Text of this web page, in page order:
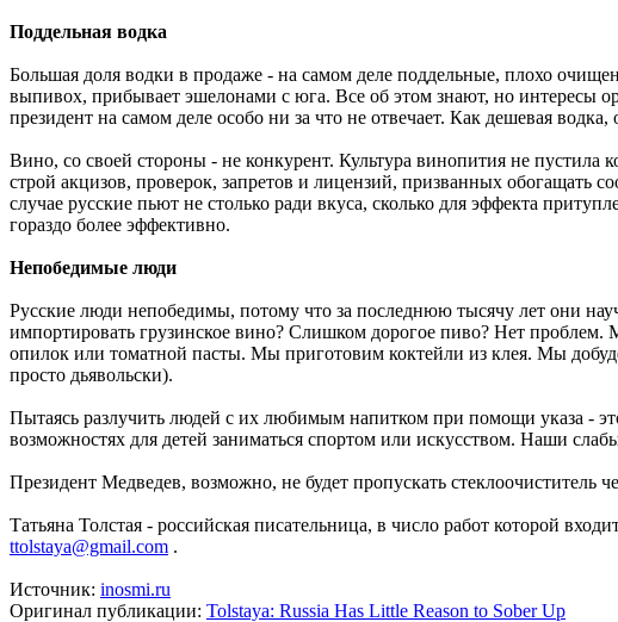
Поддельная водка
Большая доля водки в продаже - на самом деле поддельные, плохо
выпивох, прибывает эшелонами с юга. Все об этом знают, но интересы
президент на самом деле особо ни за что не отвечает. Как дешевая
Вино, со своей стороны - не конкурент. Культура винопития не
строй акцизов, проверок, запретов и лицензий, призванных обогащать
случае русские пьют не столько ради вкуса, сколько для эффекта
гораздо более эффективно.
Непобедимые люди
Русские люди непобедимы, потому что за последнюю тысячу лет они
импортировать грузинское вино? Слишком дорогое пиво? Нет
опилок или томатной пасты. Мы приготовим коктейли из клея. Мы
просто дьявольски).
Пытаясь разлучить людей с их любимым напитком при помощи указа -
возможностях для детей заниматься спортом или искусством. Наши
Президент Медведев, возможно, не будет пропускать
Татьяна Толстая - российская писательница, в число работ которой
ttolstaya@gmail.com .
Источник: inosmi.ru
Оригинал публикации: Tolstaya: Russia Has Little Reason to Sober Up